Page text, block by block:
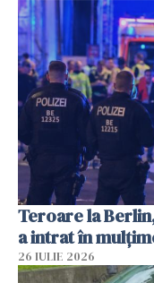
Teroare la
a intrat în
26 IULIE 2026